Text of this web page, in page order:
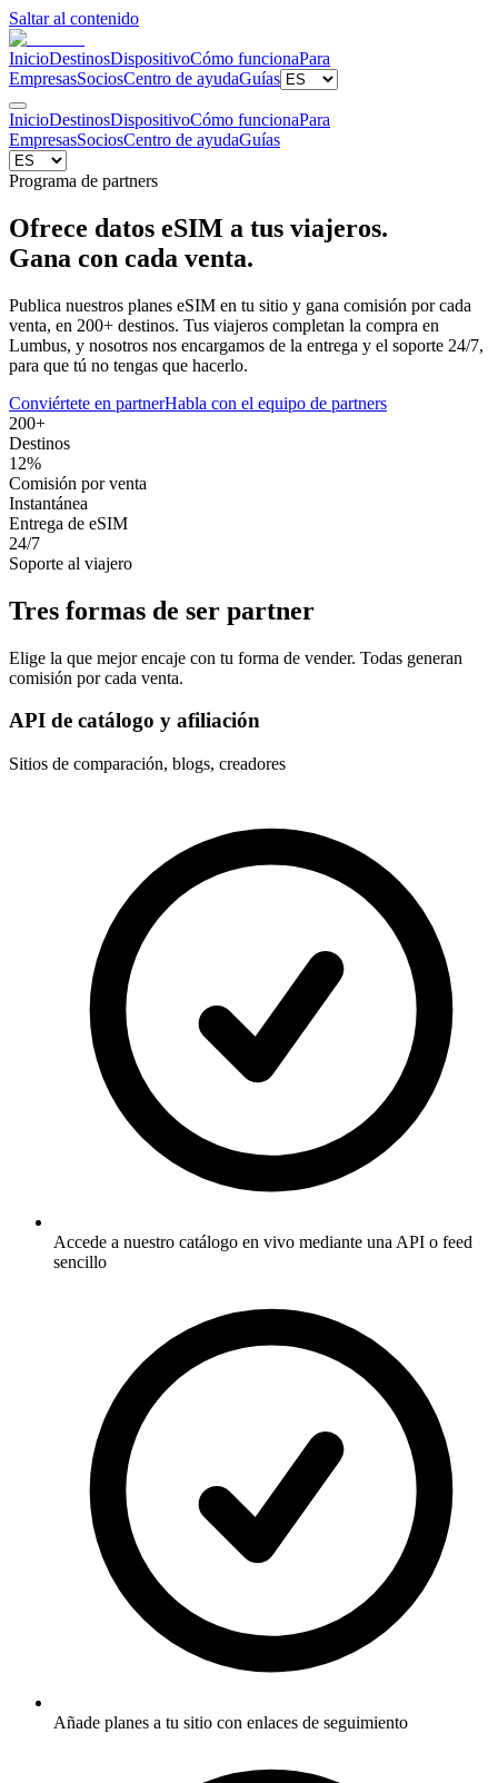
Saltar al contenido
InicioDestinosDispositivoCómo funcionaPara
EmpresasSociosCentro de ayudaGuías
InicioDestinosDispositivoCómo funcionaPara
EmpresasSociosCentro de ayudaGuías
Programa de partners
Ofrece datos eSIM a tus viajeros.
Gana con cada venta.
Publica nuestros planes eSIM en tu sitio y gana comisión por cada
venta, en 200+ destinos. Tus viajeros completan la compra en
Lumbus, y nosotros nos encargamos de la entrega y el soporte 24/7,
para que tú no tengas que hacerlo.
Conviértete en partnerHabla con el equipo de partners
200+
Destinos
12%
Comisión por venta
Instantánea
Entrega de eSIM
24/7
Soporte al viajero
Tres formas de ser partner
Elige la que mejor encaje con tu forma de vender. Todas generan
comisión por cada venta.
API de catálogo y afiliación
Sitios de comparación, blogs, creadores
Accede a nuestro catálogo en vivo mediante una API o feed
sencillo
Añade planes a tu sitio con enlaces de seguimiento